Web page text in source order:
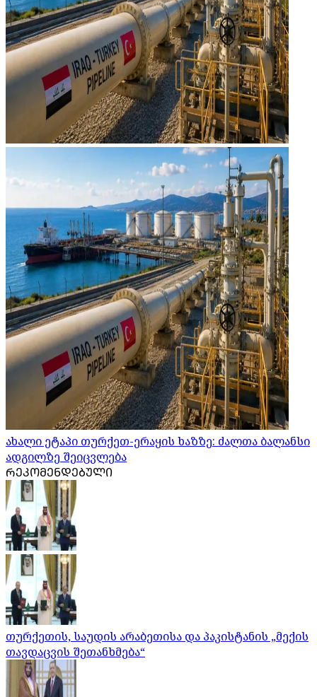
ახალი ეტაპი თურქეთ-ერაყის ხაზზე: ძალთა ბალანსი
ადგილზე შეიცვლება
ᲠᲔᲙᲝᲛᲔᲜᲓᲔᲑᲣᲚᲘ
თურქეთის, საუდის არაბეთისა და პაკისტანის „მექის
თავდაცვის შეთანხმება“